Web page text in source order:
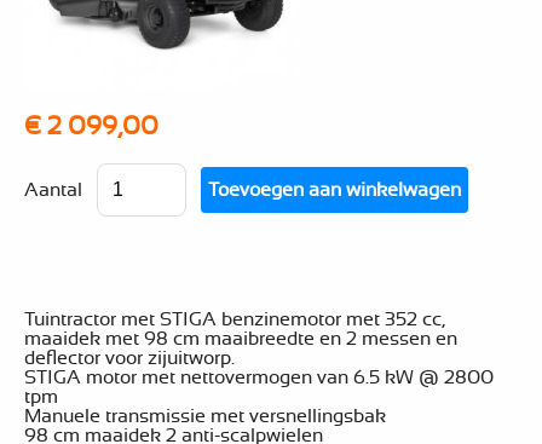
€ 2 099,00
Aantal
Tuintractor met STIGA benzinemotor met 352 cc,
maaidek met 98 cm maaibreedte en 2 messen en
deflector voor zijuitworp.
STIGA motor met nettovermogen van 6.5 kW @ 2800
tpm
Manuele transmissie met versnellingsbak
98 cm maaidek 2 anti-scalpwielen